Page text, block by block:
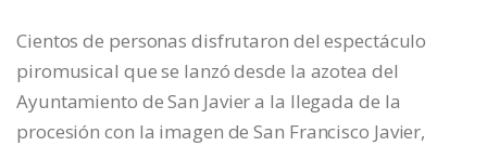
Cientos de personas disfrutaron del espectáculo
piromusical que se lanzó desde la azotea del
Ayuntamiento de San Javier a la llegada de la
procesión con la imagen de San Francisco Javier,